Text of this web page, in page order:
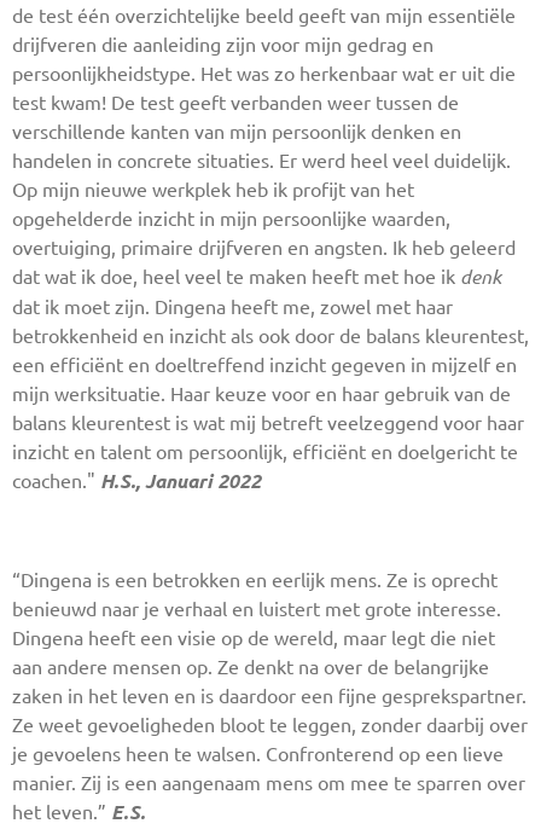
de test één overzichtelijke beeld geeft van mijn essentiële
drijfveren die aanleiding zijn voor mijn gedrag en
persoonlijkheidstype. Het was zo herkenbaar wat er uit die
test kwam! De test geeft verbanden weer tussen de
verschillende kanten van mijn persoonlijk denken en
handelen in concrete situaties. Er werd heel veel duidelijk.
Op mijn nieuwe werkplek heb ik profijt van het
opgehelderde inzicht in mijn persoonlijke waarden,
overtuiging, primaire drijfveren en angsten. Ik heb geleerd
dat wat ik doe, heel veel te maken heeft met hoe ik denk
dat ik moet zijn. Dingena heeft me, zowel met haar
betrokkenheid en inzicht als ook door de balans kleurentest,
een efficiënt en doeltreffend inzicht gegeven in mijzelf en
mijn werksituatie. Haar keuze voor en haar gebruik van de
balans kleurentest is wat mij betreft veelzeggend voor haar
inzicht en talent om persoonlijk, efficiënt en doelgericht te
coachen." H.S., Januari 2022
“Dingena is een betrokken en eerlijk mens. Ze is oprecht
benieuwd naar je verhaal en luistert met grote interesse.
Dingena heeft een visie op de wereld, maar legt die niet
aan andere mensen op. Ze denkt na over de belangrijke
zaken in het leven en is daardoor een fijne gesprekspartner.
Ze weet gevoeligheden bloot te leggen, zonder daarbij over
je gevoelens heen te walsen. Confronterend op een lieve
manier. Zij is een aangenaam mens om mee te sparren over
het leven.” E.S.